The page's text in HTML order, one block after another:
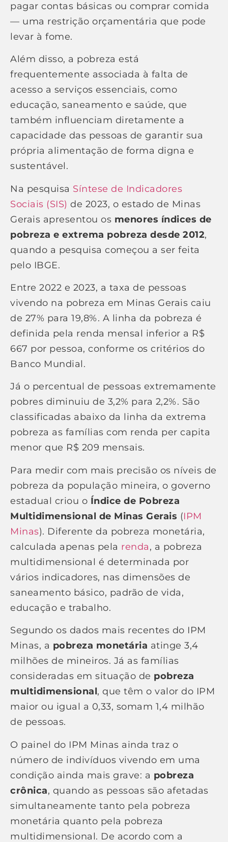
pagar contas básicas ou comprar comida
— uma restrição orçamentária que pode
levar à fome.
Além disso, a pobreza está
frequentemente associada à falta de
acesso a serviços essenciais, como
educação, saneamento e saúde, que
também influenciam diretamente a
capacidade das pessoas de garantir sua
própria alimentação de forma digna e
sustentável.
Na pesquisa Síntese de Indicadores
Sociais (SIS) de 2023, o estado de Minas
Gerais apresentou os menores índices de
pobreza e extrema pobreza desde 2012,
quando a pesquisa começou a ser feita
pelo IBGE.
Entre 2022 e 2023, a taxa de pessoas
vivendo na pobreza em Minas Gerais caiu
de 27% para 19,8%. A linha da pobreza é
definida pela renda mensal inferior a R$
667 por pessoa, conforme os critérios do
Banco Mundial.
Já o percentual de pessoas extremamente
pobres diminuiu de 3,2% para 2,2%. São
classificadas abaixo da linha da extrema
pobreza as famílias com renda per capita
menor que R$ 209 mensais.
Para medir com mais precisão os níveis de
pobreza da população mineira, o governo
estadual criou o Índice de Pobreza
Multidimensional de Minas Gerais (IPM
Minas). Diferente da pobreza monetária,
calculada apenas pela renda, a pobreza
multidimensional é determinada por
vários indicadores, nas dimensões de
saneamento básico, padrão de vida,
educação e trabalho.
Segundo os dados mais recentes do IPM
Minas, a pobreza monetária atinge 3,4
milhões de mineiros. Já as famílias
consideradas em situação de pobreza
multidimensional, que têm o valor do IPM
maior ou igual a 0,33, somam 1,4 milhão
de pessoas.
O painel do IPM Minas ainda traz o
número de indivíduos vivendo em uma
condição ainda mais grave: a pobreza
crônica, quando as pessoas são afetadas
simultaneamente tanto pela pobreza
monetária quanto pela pobreza
multidimensional. De acordo com a